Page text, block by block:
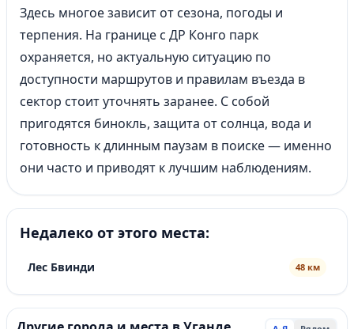
Здесь многое зависит от сезона, погоды и
терпения. На границе с ДР Конго парк
охраняется, но актуальную ситуацию по
доступности маршрутов и правилам въезда в
сектор стоит уточнять заранее. С собой
пригодятся бинокль, защита от солнца, вода и
готовность к длинным паузам в поиске — именно
они часто и приводят к лучшим наблюдениям.
Недалеко от этого места:
Лес Бвинди 48 км